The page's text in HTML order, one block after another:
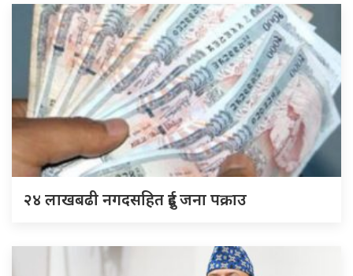
२४ लाखबढी नगदसहित दुई जना पक्राउ